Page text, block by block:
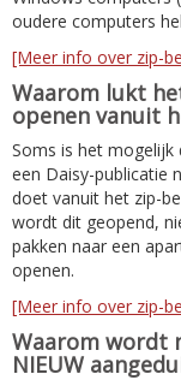
oudere computers
[Meer info over zip-
Waarom lukt
openen vanuit
Soms is het
een Daisy-publicatie
doet vanuit het zip-
wordt dit geopend,
pakken naar een
openen.
[Meer info over zip-
Waarom wordt
NIEUW